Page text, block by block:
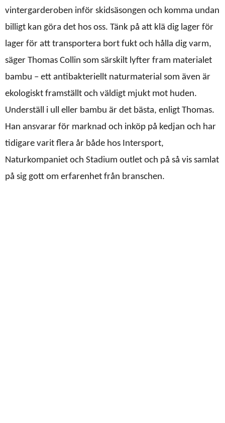
vintergarderoben inför skidsäsongen och komma undan
billigt kan göra det hos oss. Tänk på att klä dig lager för
lager för att transportera bort fukt och hålla dig varm,
säger Thomas Collin som särskilt lyfter fram materialet
bambu – ett antibakteriellt naturmaterial som även är
ekologiskt framställt och väldigt mjukt mot huden.
Underställ i ull eller bambu är det bästa, enligt Thomas.
Han ansvarar för marknad och inköp på kedjan och har
tidigare varit flera år både hos Intersport,
Naturkompaniet och Stadium outlet och på så vis samlat
på sig gott om erfarenhet från branschen.